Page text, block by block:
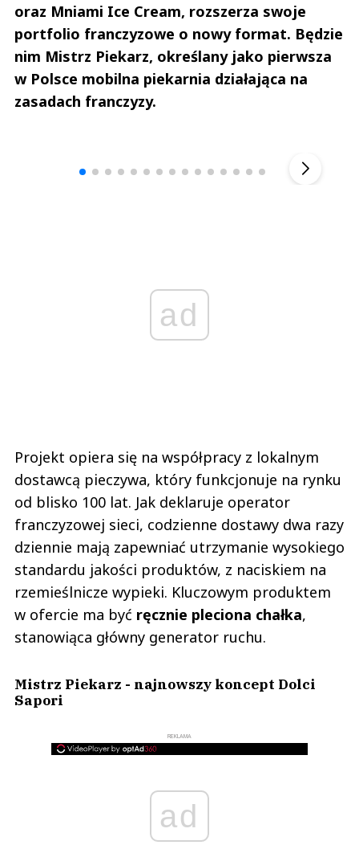
oraz Mniami Ice Cream, rozszerza swoje
portfolio franczyzowe o nowy format. Będzie
nim Mistrz Piekarz, określany jako pierwsza
w Polsce mobilna piekarnia działająca na
zasadach franczyzy.
ad
Projekt opiera się na współpracy z lokalnym
dostawcą pieczywa, który funkcjonuje na rynku
od blisko 100 lat. Jak deklaruje operator
franczyzowej sieci, codzienne dostawy dwa razy
dziennie mają zapewniać utrzymanie wysokiego
standardu jakości produktów, z naciskiem na
rzemieślnicze wypieki. Kluczowym produktem
w ofercie ma być ręcznie pleciona chałka,
stanowiąca główny generator ruchu.
Mistrz Piekarz - najnowszy koncept Dolci
Sapori
REKLAMA
ad